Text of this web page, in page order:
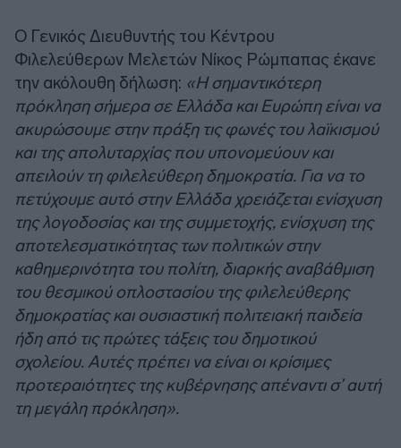
Ο Γενικός Διευθυντής του Κέντρου
Φιλελεύθερων Μελετών Νίκος Ρώμπαπας έκανε
την ακόλουθη δήλωση: «Η σημαντικότερη
πρόκληση σήμερα σε Ελλάδα και Ευρώπη είναι να
ακυρώσουμε στην πράξη τις φωνές του λαϊκισμού
και της απολυταρχίας που υπονομεύουν και
απειλούν τη φιλελεύθερη δημοκρατία. Για να το
πετύχουμε αυτό στην Ελλάδα χρειάζεται ενίσχυση
της λογοδοσίας και της συμμετοχής, ενίσχυση της
αποτελεσματικότητας των πολιτικών στην
καθημερινότητα του πολίτη, διαρκής αναβάθμιση
του θεσμικού οπλοστασίου της φιλελεύθερης
δημοκρατίας και ουσιαστική πολιτειακή παιδεία
ήδη από τις πρώτες τάξεις του δημοτικού
σχολείου. Αυτές πρέπει να είναι οι κρίσιμες
προτεραιότητες της κυβέρνησης απέναντι σ’ αυτή
τη μεγάλη πρόκληση».